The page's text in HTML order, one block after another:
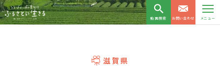
動画検索 お問い合わせ メニュー
滋賀県